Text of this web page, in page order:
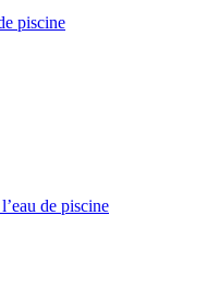
piscine
de piscine